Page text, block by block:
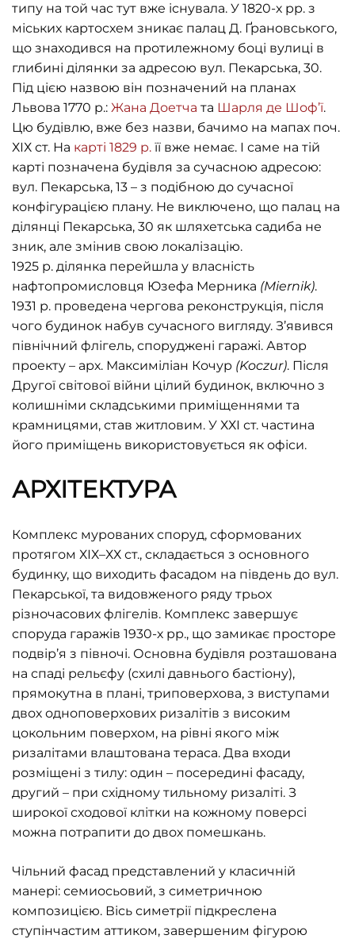
типу на той час тут вже існувала. У 1820-х рр. з
міських картосхем зникає палац Д. Ґрановського,
що знаходився на протилежному боці вулиці в
глибині ділянки за адресою вул. Пекарська, 30.
Під цією назвою він позначений на планах
Львова 1770 р.: Жана Доетча та Шарля де Шоф’ї.
Цю будівлю, вже без назви, бачимо на мапах поч.
ХІХ ст. На карті 1829 р. її вже немає. І саме на тій
карті позначена будівля за сучасною адресою:
вул. Пекарська, 13 – з подібною до сучасної
конфігурацією плану. Не виключено, що палац на
ділянці Пекарська, 30 як шляхетська садиба не
зник, але змінив свою локалізацію.
1925 р. ділянка перейшла у власність
нафтопромисловця Юзефа Мерника (Miernik).
1931 р. проведена чергова реконструкція, після
чого будинок набув сучасного вигляду. З’явився
північний флігель, споруджені гаражі. Автор
проекту – арх. Максиміліан Кочур (Koczur). Після
Другої світової війни цілий будинок, включно з
колишніми складськими приміщеннями та
крамницями, став житловим. У ХХІ ст. частина
його приміщень використовується як офіси.
АРХІТЕКТУРА
Комплекс мурованих споруд, сформованих
протягом ХІХ–ХХ ст., складається з основного
будинку, що виходить фасадом на південь до вул.
Пекарської, та видовженого ряду трьох
різночасових флігелів. Комплекс завершує
споруда гаражів 1930-х рр., що замикає просторе
подвір’я з півночі. Основна будівля розташована
на спаді рельєфу (схилі давнього бастіону),
прямокутна в плані, триповерхова, з виступами
двох одноповерхових ризалітів з високим
цокольним поверхом, на рівні якого між
ризалітами влаштована тераса. Два входи
розміщені з тилу: один – посередині фасаду,
другий – при східному тильному ризаліті. З
широкої сходової клітки на кожному поверсі
можна потрапити до двох помешкань.
Чільний фасад представлений у класичній
манері: семиосьовий, з симетричною
композицією. Вісь симетрії підкреслена
ступінчастим аттиком, завершеним фігурою